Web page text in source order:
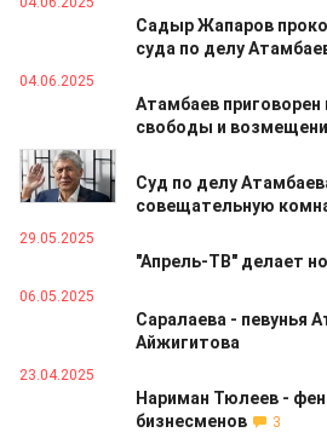
Садыр Жапаров
суда по делу
04.06.2025
Атамбаев
свободы и
03.06.2025
Суд по делу
совещательную
29.05.2025
"Апрель-ТВ" делает
06.05.2025
Саралаева - певунья
Айжигитова
23.04.2025
Нариман Тюлеев -
бизнесменов
3